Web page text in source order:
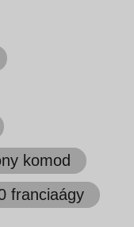
komod
franciaágy